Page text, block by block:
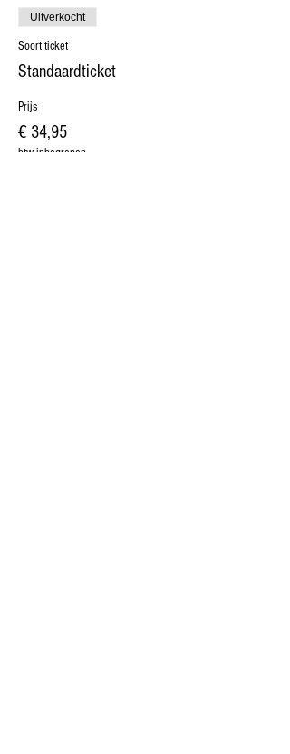
Uitverkocht
Soort ticket
Standaardticket
Prijs
€ 34,95
btw inbegrepen